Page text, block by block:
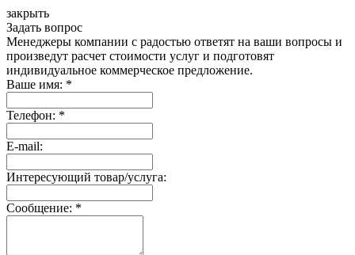
закрыть
Задать вопрос
Менеджеры компании с радостью ответят на ваши вопросы и
произведут расчет стоимости услуг и подготовят
индивидуальное коммерческое предложение.
Ваше имя: *
Телефон: *
E-mail:
Интересующий товар/услуга:
Сообщение: *